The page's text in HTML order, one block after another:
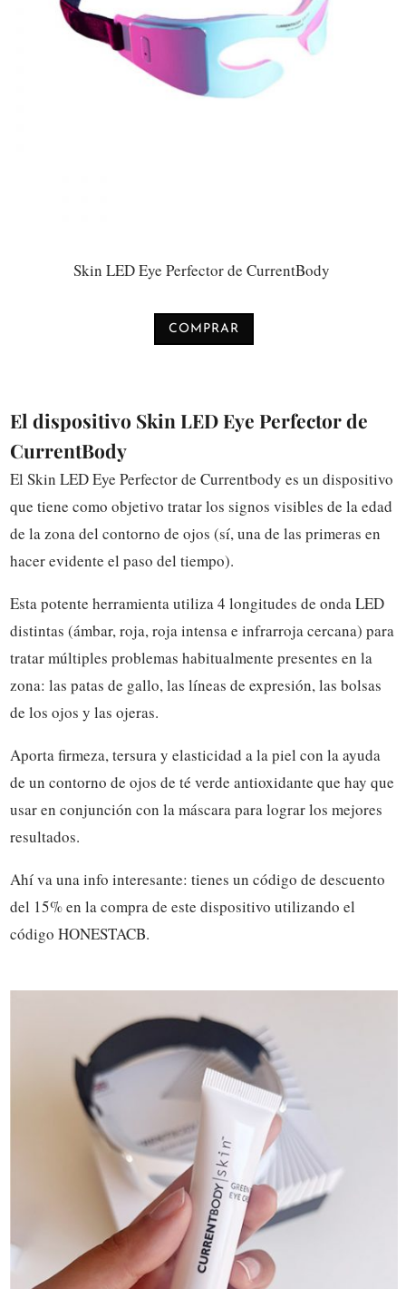
Skin LED Eye Perfector de CurrentBody
COMPRAR
El dispositivo Skin LED Eye Perfector de
CurrentBody
El Skin LED Eye Perfector de Currentbody es un dispositivo
que tiene como objetivo tratar los signos visibles de la edad
de la zona del contorno de ojos (sí, una de las primeras en
hacer evidente el paso del tiempo).
Esta potente herramienta utiliza 4 longitudes de onda LED
distintas (ámbar, roja, roja intensa e infrarroja cercana) para
tratar múltiples problemas habitualmente presentes en la
zona: las patas de gallo, las líneas de expresión, las bolsas
de los ojos y las ojeras.
Aporta firmeza, tersura y elasticidad a la piel con la ayuda
de un contorno de ojos de té verde antioxidante que hay que
usar en conjunción con la máscara para lograr los mejores
resultados.
Ahí va una info interesante: tienes un código de descuento
del 15% en la compra de este dispositivo utilizando el
código HONESTACB.